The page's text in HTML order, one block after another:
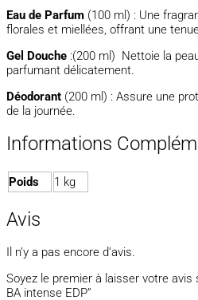
Eau de Parfum (100 ml) : Une
florales et miellées, offrant une
Gel Douche :(200 ml) Nettoie la
parfumant délicatement.
Déodorant (200 ml) : Assure une
de la journée.
Informations
Poids 1 kg
Avis
Il n’y a pas encore d’avis.
Soyez le premier à laisser votre avis
BA intense EDP”